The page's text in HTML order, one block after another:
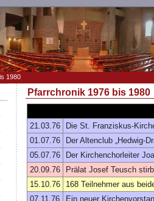
1980
Pfarrchronik 1976 bis 1980
21.03.76
Die St. Franziskus-
01.07.76
Der Altenclub „Hedwig-
05.07.76
Der Kirchenchorleiter
20.09.76
Prälat Josef Teusch
15.10.76
168 Teilnehmer aus
07.11.76
Ein neuer